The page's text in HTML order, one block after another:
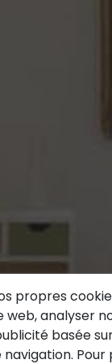
propres
web, analyser
basée
Pour